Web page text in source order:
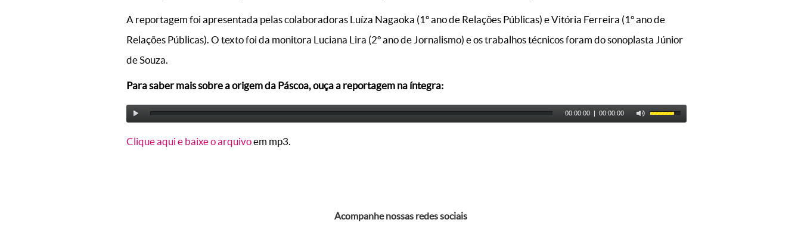
A reportagem foi apresentada pelas colaboradoras Luíza Nagaoka (1º ano de Relações Públicas) e Vitória Ferreira (1º ano de
Relações Públicas). O texto foi da monitora Luciana Lira (2º ano de Jornalismo) e os trabalhos técnicos foram do sonoplasta Júnior
de Souza.
Para saber mais sobre a origem da Páscoa, ouça a reportagem na íntegra:
00:00:00 | 00:00:00
Clique aqui e baixe o arquivoem mp3.
Acompanhe nossas redes sociais